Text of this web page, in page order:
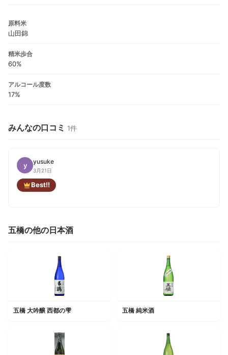
原料米
山田錦
精米歩合
60%
アルコール度数
17%
みんなの口コミ 1件
y yusuke
3月21日
Best!!
五橋の他の日本酒
五橋 大吟醸 西都の雫 五橋 純米酒